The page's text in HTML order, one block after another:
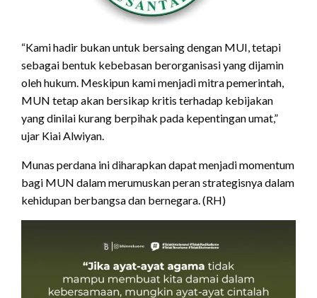
“Kami hadir bukan untuk bersaing dengan MUI, tetapi
sebagai bentuk kebebasan berorganisasi yang dijamin
oleh hukum. Meskipun kami menjadi mitra pemerintah,
MUN tetap akan bersikap kritis terhadap kebijakan
yang dinilai kurang berpihak pada kepentingan umat,”
ujar Kiai Alwiyan.
Munas perdana ini diharapkan dapat menjadi momentum
bagi MUN dalam merumuskan peran strategisnya dalam
kehidupan berbangsa dan bernegara. (RH)